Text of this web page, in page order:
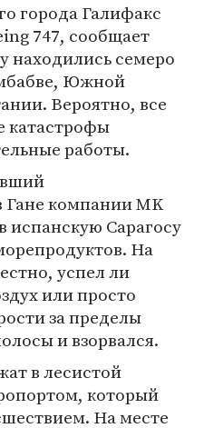
города Галифакс
747, сообщает
находились семеро
Южной
Вероятно, все
катастрофы
работы.
Гане компании MK
испанскую Сарагосу
На
успел ли
или просто
за пределы
и взорвался.
в лесистой
который
На месте